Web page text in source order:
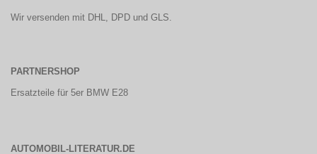
Wir versenden mit DHL, DPD und GLS.
PARTNERSHOP
Ersatzteile für 5er BMW E28
AUTOMOBIL-LITERATUR.DE